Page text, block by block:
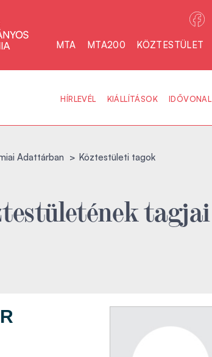
MTA MTA200 KÖZTESTÜLET
HÍRLEVÉL KIÁLLÍTÁSOK IDŐVONAL
Adattárban Köztestületi tagok
tagjai